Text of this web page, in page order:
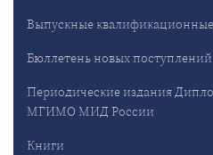
Выпускные
Бюллетень новых поступлений
Периодические издания
МГИМО МИД России
Книги